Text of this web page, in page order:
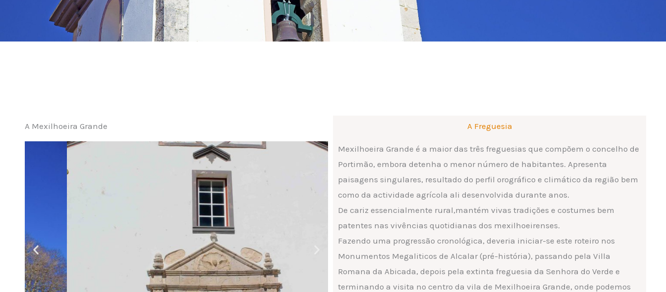
A Mexilhoeira Grande A Freguesia
Mexilhoeira Grande é a maior das três freguesias que compõem o concelho de
Portimão, embora detenha o menor número de habitantes. Apresenta
paisagens singulares, resultado do perfil orográfico e climático da região bem
como da actividade agrícola ali desenvolvida durante anos.
De cariz essencialmente rural,mantém vivas tradições e costumes bem
patentes nas vivências quotidianas dos mexilhoeirenses.
Fazendo uma progressão cronológica, deveria iniciar-se este roteiro nos
Monumentos Megaliticos de Alcalar (pré-história), passando pela Villa
Romana da Abicada, depois pela extinta freguesia da Senhora do Verde e
terminando a visita no centro da vila de Mexilhoeira Grande, onde podemos